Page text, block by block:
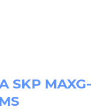
SKP MAXG-